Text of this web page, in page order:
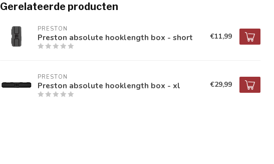
Gerelateerde producten
PRESTON
Preston absolute hooklength box - short €11,99
PRESTON
Preston absolute hooklength box - xl €29,99